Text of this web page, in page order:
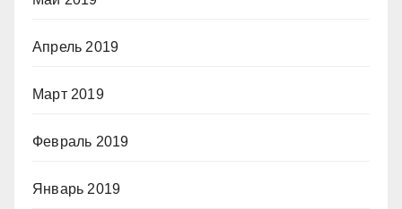
Апрель 2019
Март 2019
Февраль 2019
Январь 2019